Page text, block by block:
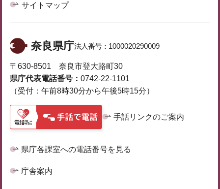
サイトマップ
奈良県庁法人番号： 1000020290009
〒630-8501 奈良市登大路町30
県庁代表電話番号： 0742-22-1101
（受付：午前8時30分から午後5時15分）
手話リンクのご案内
県庁各課室への電話番号を見る
庁舎案内